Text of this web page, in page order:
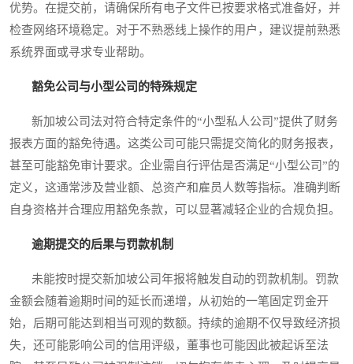
优势。在提交前，请确保所有电子文件已按要求格式准备好，并
检查网络环境稳定。对于不熟悉线上操作的用户，建议提前熟悉
系统界面或寻求专业帮助。
豁免公司与小型公司的特殊规定
新加坡公司法对符合特定条件的“小型私人公司”提供了财务
报表方面的豁免待遇。这类公司可能只需提交简化的财务报表，
甚至可能豁免审计要求。企业需自行评估是否满足“小型公司”的
定义，这通常涉及营业额、总资产和雇员人数等指标。准确判断
自身资格并合理应用豁免条款，可以显著减轻企业的合规负担。
逾期提交的后果与罚款机制
未能按时提交新加坡公司年报将触发自动的罚款机制。罚款
金额会随着逾期时间的延长而递增，从初始的一笔固定罚金开
始，后期可能达到相当可观的数额。持续的逾期不仅导致经济损
失，还可能影响公司的信用评级，董事也可能因此被起诉至法